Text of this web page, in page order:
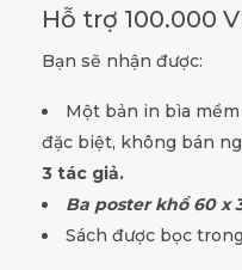
Hỗ trợ 100.000
Bạn sẽ nhận được:
Một bản in bìa
đặc biệt, không bán
3 tác giả.
Ba poster khổ 60 x
Sách được bọc